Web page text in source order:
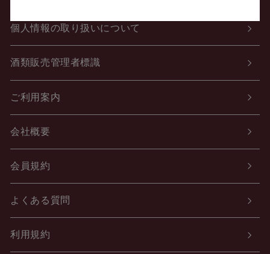
個人情報の取り扱いについて
酒類販売管理者標識
ご利用案内
会社概要
会員規約
よくある質問
利用規約